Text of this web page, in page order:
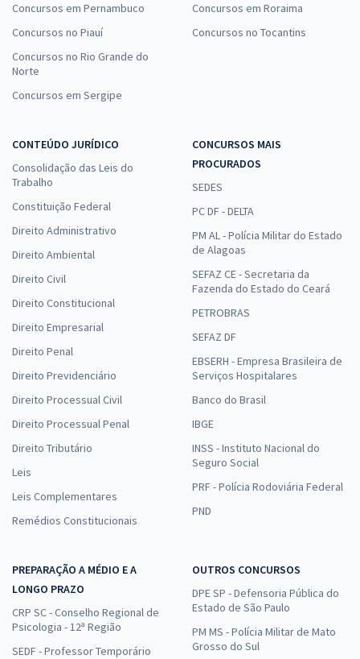
Concursos em Pernambuco
Concursos no Piauí
Concursos no Rio Grande do
Norte
Concursos em Sergipe
Concursos em Roraima
Concursos no Tocantins
CONTEÚDO JURÍDICO
Consolidação das Leis do
Trabalho
Constituição Federal
Direito Administrativo
Direito Ambiental
Direito Civil
Direito Constitucional
Direito Empresarial
Direito Penal
Direito Previdenciário
Direito Processual Civil
Direito Processual Penal
Direito Tributário
Leis
Leis Complementares
Remédios Constitucionais
CONCURSOS MAIS
PROCURADOS
SEDES
PC DF - DELTA
PM AL - Polícia Militar do Estado
de Alagoas
SEFAZ CE - Secretaria da
Fazenda do Estado do Ceará
PETROBRAS
SEFAZ DF
EBSERH - Empresa Brasileira de
Serviços Hospitalares
Banco do Brasil
IBGE
INSS - Instituto Nacional do
Seguro Social
PRF - Polícia Rodoviária Federal
PND
PREPARAÇÃO A MÉDIO E A
LONGO PRAZO
CRP SC - Conselho Regional de
Psicologia - 12ª Região
SEDF - Professor Temporário
OUTROS CONCURSOS
DPE SP - Defensoria Pública do
Estado de São Paulo
PM MS - Polícia Militar de Mato
Grosso do Sul